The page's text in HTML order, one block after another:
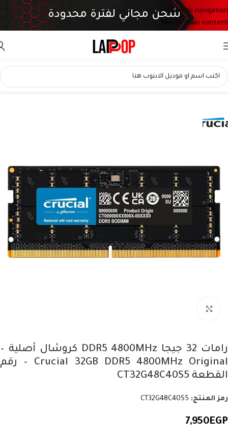
Skip to navigation
Skip to main content
شحن مجاني لفترة محدودة
رامات 32 جيجا DDR5 4800MHz كروشال أصلية –
Crucial 32GB DDR5 4800MHz Original – رقم
القطعة CT32G48C40S5
رمز المنتج: CT32G48C40S5
7,950EGP